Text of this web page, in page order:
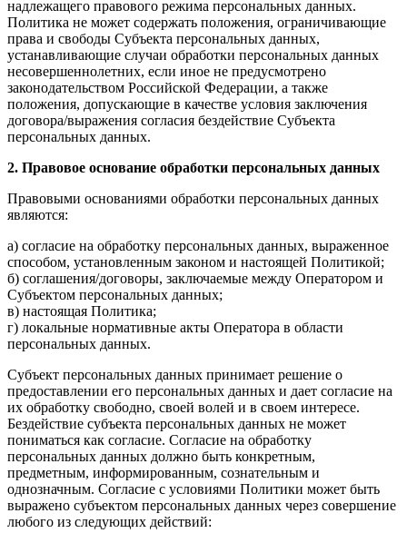
надлежащего правового режима персональных данных.
Политика не может содержать положения, ограничивающие
права и свободы Субъекта персональных данных,
устанавливающие случаи обработки персональных данных
несовершеннолетних, если иное не предусмотрено
законодательством Российской Федерации, а также
положения, допускающие в качестве условия заключения
договора/выражения согласия бездействие Субъекта
персональных данных.
2. Правовое основание обработки персональных данных
Правовыми основаниями обработки персональных данных
являются:
а) согласие на обработку персональных данных, выраженное
способом, установленным законом и настоящей Политикой;
б) соглашения/договоры, заключаемые между Оператором и
Субъектом персональных данных;
в) настоящая Политика;
г) локальные нормативные акты Оператора в области
персональных данных.
Субъект персональных данных принимает решение о
предоставлении его персональных данных и дает согласие на
их обработку свободно, своей волей и в своем интересе.
Бездействие субъекта персональных данных не может
пониматься как согласие. Согласие на обработку
персональных данных должно быть конкретным,
предметным, информированным, сознательным и
однозначным. Согласие с условиями Политики может быть
выражено субъектом персональных данных через совершение
любого из следующих действий: